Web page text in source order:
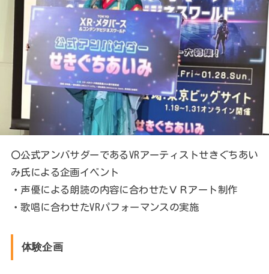
〇公式アンバサダーであるVRアーティストせきぐちあい
み氏による企画イベント
・声優による朗読の内容に合わせたＶＲアート制作
・歌唱に合わせたVRパフォーマンスの実施
体験企画